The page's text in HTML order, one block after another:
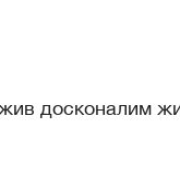
досконалим